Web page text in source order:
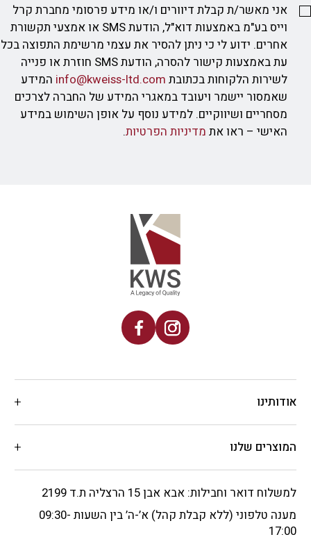
אני מאשר/ת קבלת דיוורים ו/או מידע פרסומי מחברת קרל
וייס בע"מ באמצעות דוא"ל, הודעת SMS או אמצעי תקשורת
אחרים. ידוע לי כי ניתן להסיר את עצמי מרשימת התפוצה בכל
עת באמצעות קישור להסרה, הודעת SMS חוזרת או פנייה
לשירות הלקוחות בכתובת info@kweiss-ltd.com המידע
שאמסור יישמר ויעובד במאגרי המידע של החברה לצרכים
מסחריים ושיווקיים. למידע נוסף על אופן השימוש במידע
האישי – ראו את מדיניות הפרטיות.
אודותינו
המוצרים שלנו
למשלוח דואר וחבילות: אבא אבן 15 הרצליה ת.ד 2199
מענה טלפוני (ללא קבלת קהל) א’-ה’ בין השעות 09:30-
17:00